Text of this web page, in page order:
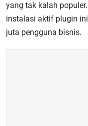
yang tak kalah
instalasi aktif plugin
juta pengguna bisnis.